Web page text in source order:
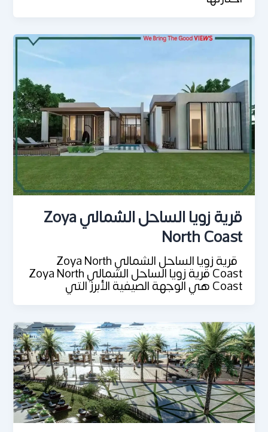
قرية زويا الساحل الشمالي Zoya
North Coast
قرية زويا الساحل الشمالي Zoya North
Coast قرية زويا الساحل الشمالي Zoya North
Coast هي الوجهة الصيفية الأبرز التي